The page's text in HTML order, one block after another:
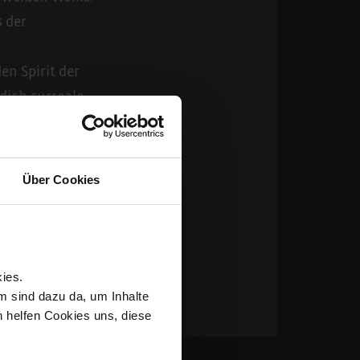
Über Cookies
sind dazu da, um Inhalte
helfen Cookies uns, diese
der
Spirit der
surreale
Berge,
ist er auch